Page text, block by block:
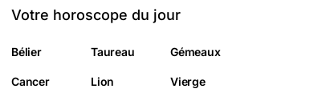
Votre horoscope du jour
Bélier Taureau Gémeaux
Cancer Lion Vierge